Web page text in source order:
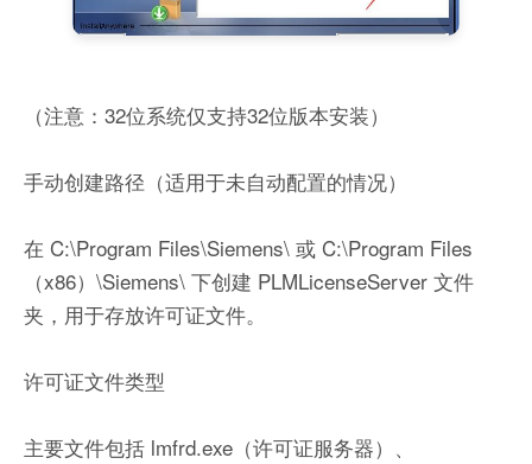
（注意：32位系统仅支持32位版本安装）
手动创建路径（适用于未自动配置的情况）
在 C:\Program Files\Siemens\ 或 C:\Program Files
（x86）\Siemens\ 下创建 PLMLicenseServer 文件
夹，用于存放许可证文件。
许可证文件类型
主要文件包括 lmfrd.exe（许可证服务器）、